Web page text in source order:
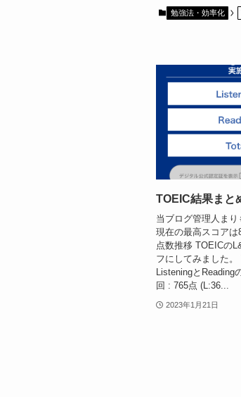
勉強法・効率化
TOEIC結果まと
当ブログ管理人まり
現在の最高スコアは
点数推移 TOEICの
フにしてみました
ListeningとReading
回 : 765点 (L:36...
2023年1月21日